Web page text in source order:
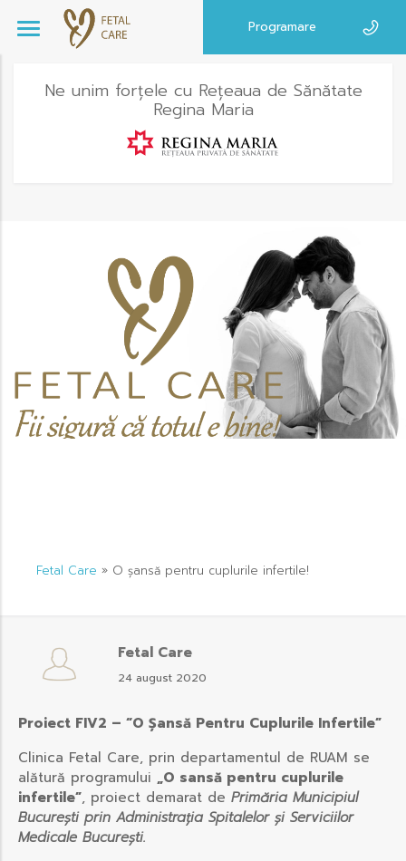
Programare
Ne unim forțele cu Rețeaua de Sănătate
Regina Maria
Fetal Care » O șansă pentru cuplurile infertile!
Fetal Care
24 august 2020
Proiect FIV2 – “O Șansă Pentru Cuplurile Infertile”
Clinica Fetal Care, prin departamentul de RUAM se
alătură programului „O sansă pentru cuplurile
infertile”, proiect demarat de Primăria Municipiul
București prin Administrația Spitalelor și Serviciilor
Medicale București.